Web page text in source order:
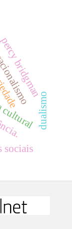
bridgman
sociais
dualismo